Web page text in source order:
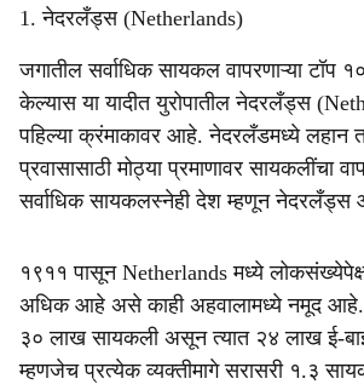
1. नेदरलँड्स (Netherlands)
जगातील सर्वाधिक सायकल वापरणाऱ्या टॉप
केल्यास या यादीत युरोपातील नेदरलँड्स
पहिल्या क्रंमाकावर आहे. नेदरलँडमध्ये लहान
प्रवासासाठी मोठ्या प्रमाणावर सायकलींचा
सर्वाधिक सायकलस्नेही देश म्हणून नेदरलँड्स
१९११ पासून Netherlands मध्ये
अधिक आहे असे काही अहवालामध्ये नमूद आहे.
३० लाख सायकली असून त्यात २४ लाख ई-
म्हणजेच प्रत्येक व्यक्तीमागे सरासरी १.३